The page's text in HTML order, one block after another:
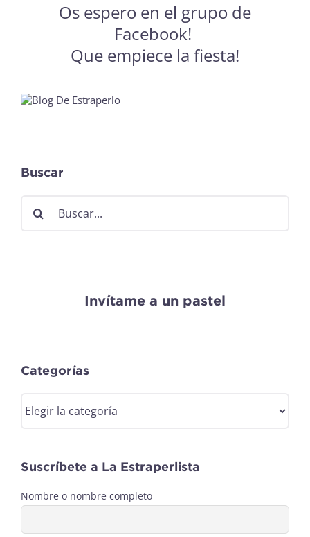
Os espero en el grupo de
Facebook!
Que empiece la fiesta!
Buscar
Invítame a un pastel
Categorías
Suscríbete a La Estraperlista
Nombre o nombre completo